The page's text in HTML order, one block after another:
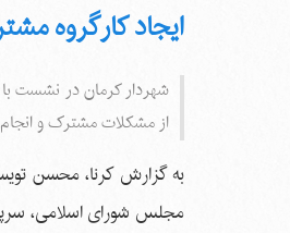
ایجاد کارگروه
شهردار کرمان در نشست با
از مشکلات مشترک و
به گزارش کرنا، محسن
مجلس شورای اسلامی،